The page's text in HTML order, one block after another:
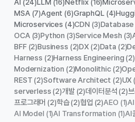
AI (24)LLM (16)Netflix (16)
MSA (7)Agent (6)GraphQL (4)
Microservices (4)CDN (3)Database
OCA (3)Python (3)Service Mesh (3)
BFF (2)Business (2)DX (2)Data (2)
Harness (2)Harness Engineering (2)
Modernization (2)Monolithic (2)
REST (2)Software Architect (2)UX
serverless (2)개발 (2)데이터분석 (2)
프로그래머 (2)학습 (2)협업 (2)AEO (1)
AI Model (1)AI Transformation (1)AI